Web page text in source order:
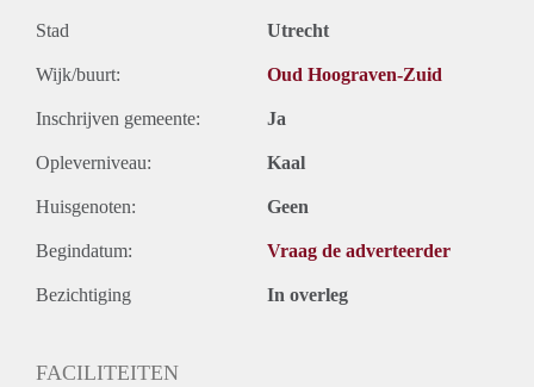
Stad Utrecht
Wijk/buurt: Oud Hoograven-Zuid
Inschrijven gemeente: Ja
Opleverniveau: Kaal
Huisgenoten: Geen
Begindatum: Vraag de adverteerder
Bezichtiging In overleg
FACILITEITEN